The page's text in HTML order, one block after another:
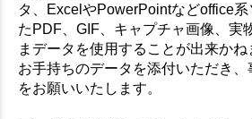
タ、ExcelやPowerPointなどoffice
たPDF、GIF、キャプチャ画像、実
まデータを使用することが出来かね
お手持ちのデータを添付いただき
をお願いいたします。